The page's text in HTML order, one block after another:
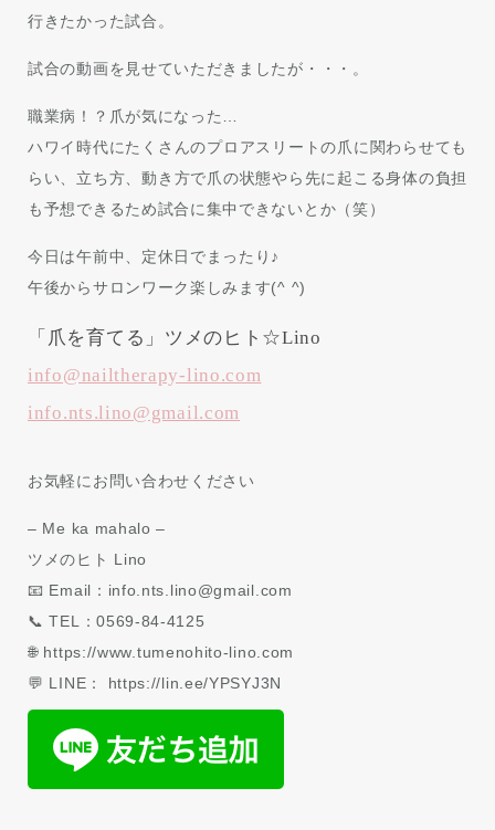
行きたかった試合。
試合の動画を見せていただきましたが・・・。
職業病！？爪が気になった…
ハワイ時代にたくさんのプロアスリートの爪に関わらせても
らい、立ち方、動き方で爪の状態やら先に起こる身体の負担
も予想できるため試合に集中できないとか（笑）
今日は午前中、定休日でまったり♪
午後からサロンワーク楽しみます(^ ^)
「爪を育てる」ツメのヒト☆Lino
info@nailtherapy-lino.com
info.nts.lino@gmail.com
お気軽にお問い合わせください
– Me ka mahalo –
ツメのヒト Lino
📧 Email：info.nts.lino@gmail.com
📞 TEL：0569-84-4125
🌐 https://www.tumenohito-lino.com
💬 LINE： https://lin.ee/YPSYJ3N